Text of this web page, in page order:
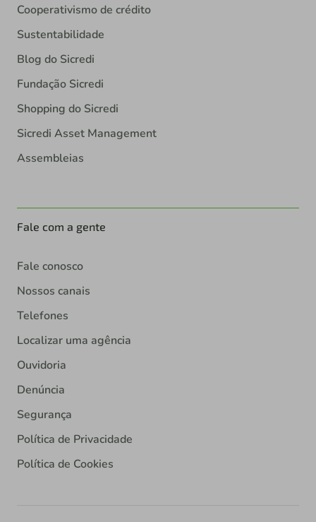
Cooperativismo de crédito
Sustentabilidade
Blog do Sicredi
Fundação Sicredi
Shopping do Sicredi
Sicredi Asset Management
Assembleias
Fale com a gente
Fale conosco
Nossos canais
Telefones
Localizar uma agência
Ouvidoria
Denúncia
Segurança
Política de Privacidade
Política de Cookies